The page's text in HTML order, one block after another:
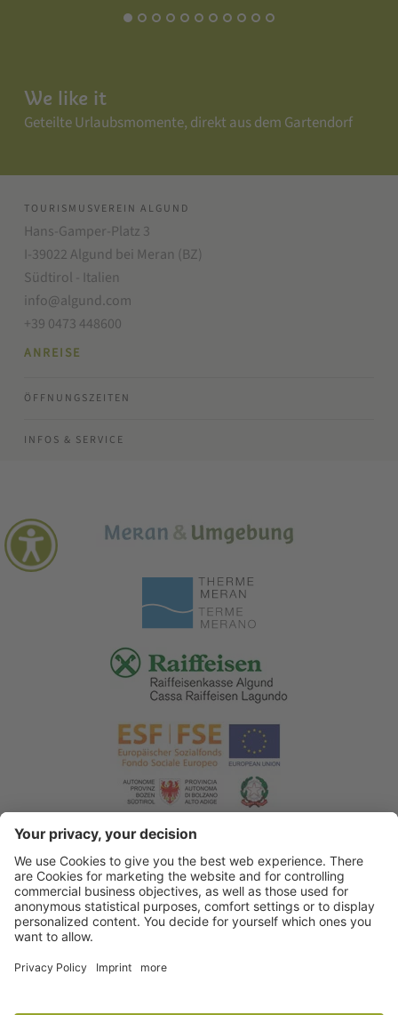
We like it
Geteilte Urlaubsmomente, direkt aus dem Gartendorf
TOURISMUSVEREIN ALGUND
Hans-Gamper-Platz 3
I-39022 Algund bei Meran (BZ)
Südtirol - Italien
info@algund.com
+39 0473 448600
ANREISE
ÖFFNUNGSZEITEN
INFOS & SERVICE
© 2026 Tourismusverein Algund . Impressum .
Datenschutzerklärung . Barrierefreiheitserklärung . Sitemap .
Cookie Einstellungen